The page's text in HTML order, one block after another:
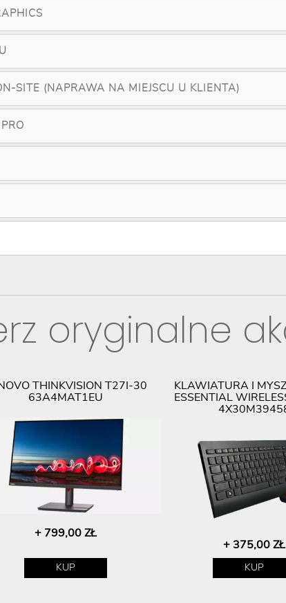
SITE (NAPRAWA NA MIEJSCU U KLIENTA)
oryginalne
THINKVISION T27I-30
63A4MAT1EU
+ 799,00 ZŁ
KUP
KLAWIATURA I
ESSENTIAL
+ 375,00 ZŁ
KUP